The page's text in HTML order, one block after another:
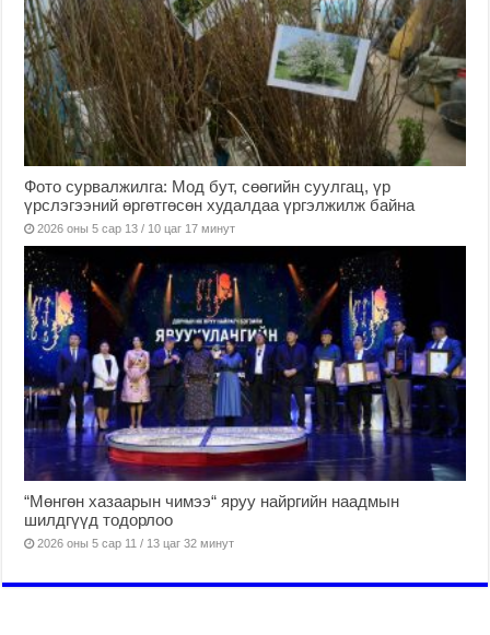
Фото сурвалжилга: Мод бут, сөөгийн суулгац, үр
үрслэгээний өргөтгөсөн худалдаа үргэлжилж байна
2026 оны 5 сар 13 / 10 цаг 17 минут
“Мөнгөн хазаарын чимээ“ яруу найргийн наадмын
шилдгүүд тодорлоо
2026 оны 5 сар 11 / 13 цаг 32 минут